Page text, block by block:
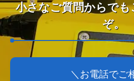
小さなご質問からで
ぞ。
＼お電話でご